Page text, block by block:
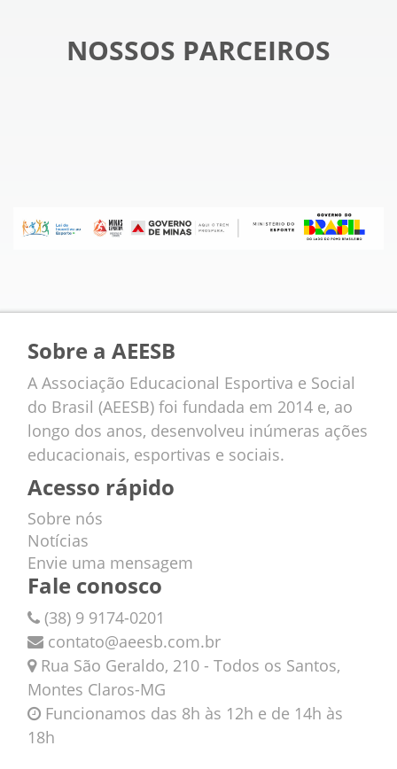
NOSSOS PARCEIROS
Sobre a AEESB
A Associação Educacional Esportiva e Social
do Brasil (AEESB) foi fundada em 2014 e, ao
longo dos anos, desenvolveu inúmeras ações
educacionais, esportivas e sociais.
Acesso rápido
Sobre nós
Notícias
Envie uma mensagem
Fale conosco
(38) 9 9174-0201
contato@aeesb.com.br
Rua São Geraldo, 210 - Todos os Santos,
Montes Claros-MG
Funcionamos das 8h às 12h e de 14h às
18h